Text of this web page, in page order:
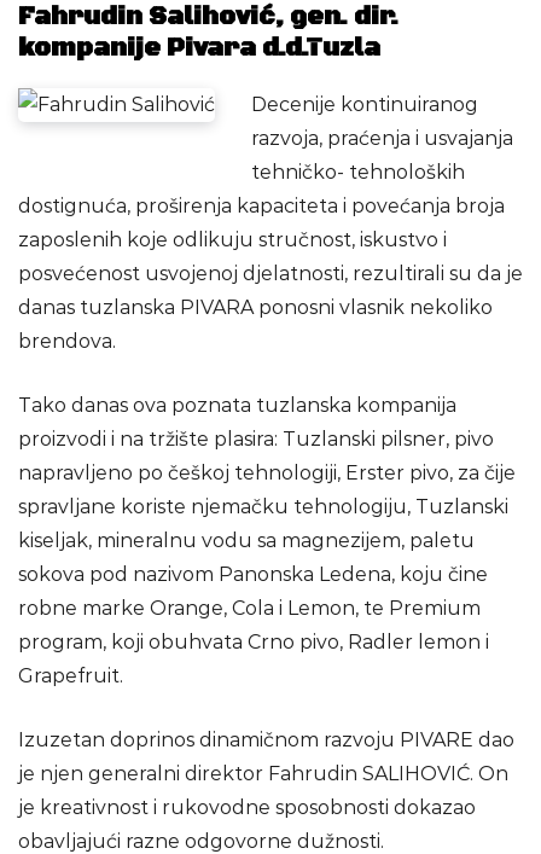
Fahrudin Salihović, gen. dir.
kompanije Pivara d.d.Tuzla
Decenije kontinuiranog
razvoja, praćenja i usvajanja
tehničko- tehnoloških
dostignuća, proširenja kapaciteta i povećanja broja
zaposlenih koje odlikuju stručnost, iskustvo i
posvećenost usvojenoj djelatnosti, rezultirali su da je
danas tuzlanska PIVARA ponosni vlasnik nekoliko
brendova.
Tako danas ova poznata tuzlanska kompanija
proizvodi i na tržište plasira: Tuzlanski pilsner, pivo
napravljeno po češkoj tehnologiji, Erster pivo, za čije
spravljane koriste njemačku tehnologiju, Tuzlanski
kiseljak, mineralnu vodu sa magnezijem, paletu
sokova pod nazivom Panonska Ledena, koju čine
robne marke Orange, Cola i Lemon, te Premium
program, koji obuhvata Crno pivo, Radler lemon i
Grapefruit.
Izuzetan doprinos dinamičnom razvoju PIVARE dao
je njen generalni direktor Fahrudin SALIHOVIĆ. On
je kreativnost i rukovodne sposobnosti dokazao
obavljajući razne odgovorne dužnosti.